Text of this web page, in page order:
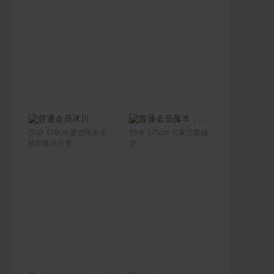
联系Ta
冰川
20岁 170cm 黔西南布依
族苗族兴义市
联系Ta孤羊，条件允许可以去女方那里工作。
35岁 175cm 石家庄藁城